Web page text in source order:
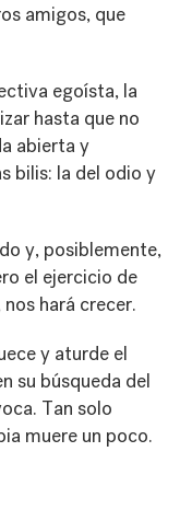
amigos, que
egoísta, la
hasta que no
abierta y
bilis: la del odio y
y, posiblemente,
el ejercicio de
hará crecer.
y aturde el
su búsqueda del
Tan solo
muere un poco.